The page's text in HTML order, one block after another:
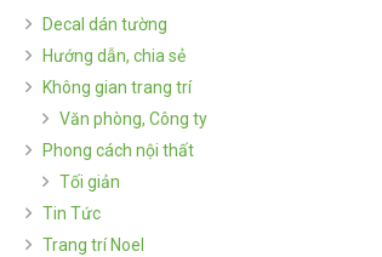
Decal dán tường
Hướng dẫn, chia sẻ
Không gian trang trí
Văn phòng, Công ty
Phong cách nội thất
Tối giản
Tin Tức
Trang trí Noel